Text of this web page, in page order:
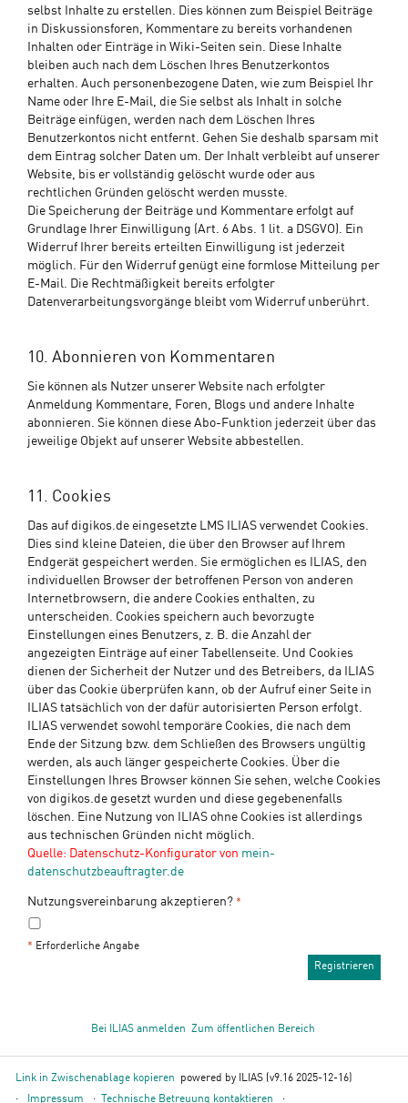
selbst Inhalte zu erstellen. Dies können zum Beispiel Beiträge
in Diskussionsforen, Kommentare zu bereits vorhandenen
Inhalten oder Einträge in Wiki-Seiten sein. Diese Inhalte
bleiben auch nach dem Löschen Ihres Benutzerkontos
erhalten. Auch personenbezogene Daten, wie zum Beispiel Ihr
Name oder Ihre E-Mail, die Sie selbst als Inhalt in solche
Beiträge einfügen, werden nach dem Löschen Ihres
Benutzerkontos nicht entfernt. Gehen Sie deshalb sparsam mit
dem Eintrag solcher Daten um. Der Inhalt verbleibt auf unserer
Website, bis er vollständig gelöscht wurde oder aus
rechtlichen Gründen gelöscht werden musste.
Die Speicherung der Beiträge und Kommentare erfolgt auf
Grundlage Ihrer Einwilligung (Art. 6 Abs. 1 lit. a DSGVO). Ein
Widerruf Ihrer bereits erteilten Einwilligung ist jederzeit
möglich. Für den Widerruf genügt eine formlose Mitteilung per
E-Mail. Die Rechtmäßigkeit bereits erfolgter
Datenverarbeitungsvorgänge bleibt vom Widerruf unberührt.
10. Abonnieren von Kommentaren
Sie können als Nutzer unserer Website nach erfolgter
Anmeldung Kommentare, Foren, Blogs und andere Inhalte
abonnieren. Sie können diese Abo-Funktion jederzeit über das
jeweilige Objekt auf unserer Website abbestellen.
11. Cookies
Das auf digikos.de eingesetzte LMS ILIAS verwendet Cookies.
Dies sind kleine Dateien, die über den Browser auf Ihrem
Endgerät gespeichert werden. Sie ermöglichen es ILIAS, den
individuellen Browser der betroffenen Person von anderen
Internetbrowsern, die andere Cookies enthalten, zu
unterscheiden. Cookies speichern auch bevorzugte
Einstellungen eines Benutzers, z. B. die Anzahl der
angezeigten Einträge auf einer Tabellenseite. Und Cookies
dienen der Sicherheit der Nutzer und des Betreibers, da ILIAS
über das Cookie überprüfen kann, ob der Aufruf einer Seite in
ILIAS tatsächlich von der dafür autorisierten Person erfolgt.
ILIAS verwendet sowohl temporäre Cookies, die nach dem
Ende der Sitzung bzw. dem Schließen des Browsers ungültig
werden, als auch länger gespeicherte Cookies. Über die
Einstellungen Ihres Browser können Sie sehen, welche Cookies
von digikos.de gesetzt wurden und diese gegebenenfalls
löschen. Eine Nutzung von ILIAS ohne Cookies ist allerdings
aus technischen Gründen nicht möglich.
Quelle: Datenschutz-Konfigurator von mein-
datenschutzbeauftragter.de
Nutzungsvereinbarung akzeptieren? *
* Erforderliche Angabe
Bei ILIAS anmelden Zum öffentlichen Bereich
Link in Zwischenablage kopieren
powered by ILIAS (v9.16 2025-12-16)
Impressum
Technische Betreuung kontaktieren